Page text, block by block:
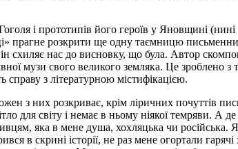
і прототипів його героїв у Яновщині (нині
прагне розкрити ще одну таємницю
схиляє нас до висновку, що була. Автор
музи свого великого земляка. Це зроблено з
з літературною містифікацією.
з них розкриває, крім ліричних почуттів
для світу і немає в ньому ніякої темряви. А
яка в мене душа, хохляцька чи російська.
в скрині історії, не раз мене огортали